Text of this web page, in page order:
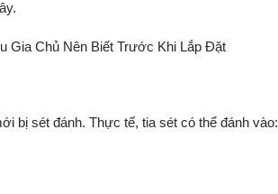
bị sét đánh. Thực tế, tia sét có thể đánh vào: